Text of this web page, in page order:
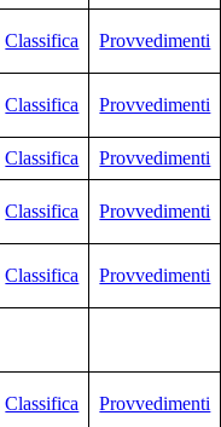
Classifica Provvedimenti
Classifica Provvedimenti
Classifica Provvedimenti
Classifica Provvedimenti
Classifica Provvedimenti
Classifica Provvedimenti